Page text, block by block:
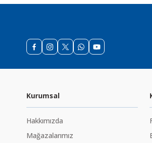
Kurumsal
Hakkımızda
Mağazalarımız